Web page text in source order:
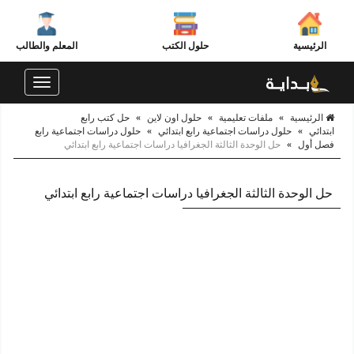
الرئيسية حلول الكتب المعلم والطالب
Toggle
الرئيسية » ملفات تعليمية » حلول اون لاين » حل كتب رابع
ابتدائي » حلول دراسات اجتماعية رابع ابتدائي » حلول دراسات اجتماعية رابع
فصل أول » حل الوحدة الثالثة الجغرافيا دراسات اجتماعية رابع ابتدائي
حل الوحدة الثالثة الجغرافيا دراسات اجتماعية رابع ابتدائي